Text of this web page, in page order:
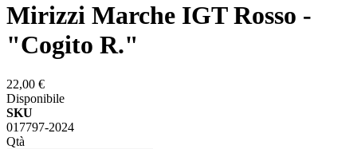
Mirizzi Marche IGT Rosso -
"Cogito R."
22,00 €
Disponibile
SKU
017797-2024
Qtà